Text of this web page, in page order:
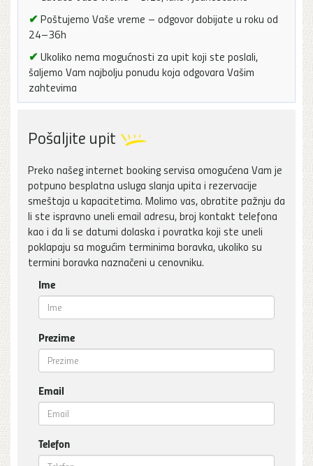
✔ Poštujemo Vaše vreme – odgovor dobijate u roku od
24–36h
✔ Ukoliko nema mogućnosti za upit koji ste poslali,
šaljemo Vam najbolju ponudu koja odgovara Vašim
zahtevima
Pošaljite upit
Preko našeg internet booking servisa omogućena Vam je
potpuno besplatna usluga slanja upita i rezervacije
smeštaja u kapacitetima. Molimo vas, obratite pažnju da
li ste ispravno uneli email adresu, broj kontakt telefona
kao i da li se datumi dolaska i povratka koji ste uneli
poklapaju sa mogućim terminima boravka, ukoliko su
termini boravka naznačeni u cenovniku.
Ime
Prezime
Email
Telefon